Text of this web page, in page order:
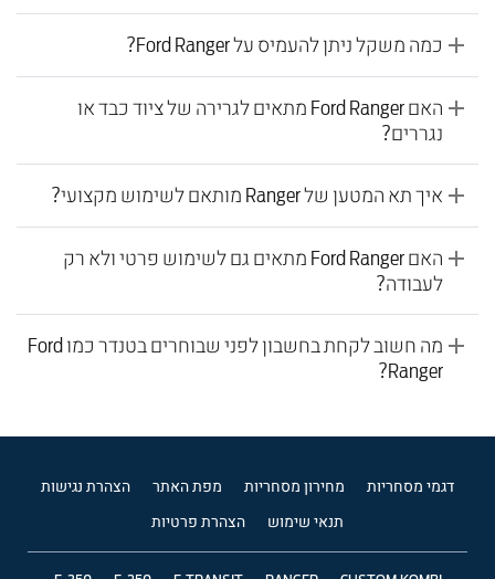
כמה משקל ניתן להעמיס על Ford Ranger?
האם Ford Ranger מתאים לגרירה של ציוד כבד או
נגררים?
איך תא המטען של Ranger מותאם לשימוש מקצועי?
האם Ford Ranger מתאים גם לשימוש פרטי ולא רק
לעבודה?
מה חשוב לקחת בחשבון לפני שבוחרים בטנדר כמו Ford
Ranger?
דגמי מסחריות מחירון מסחריות מפת האתר הצהרת נגישות
תנאי שימוש הצהרת פרטיות